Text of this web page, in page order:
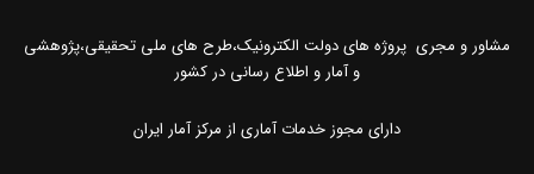
مشاور و مجری پروژه های دولت الکترونیک،طرح های ملی تحقیقی،پژوهشی
و آمار و اطلاع رسانی در کشور
دارای مجوز خدمات آماری از مرکز آمار ایران